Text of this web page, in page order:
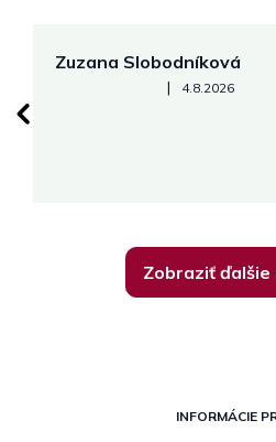
Zuzana Slobodníková
Hodnotenie obchodu je 5 z 5
| 4.8.2026
Zobraziť ďalšie
INFORMÁCIE